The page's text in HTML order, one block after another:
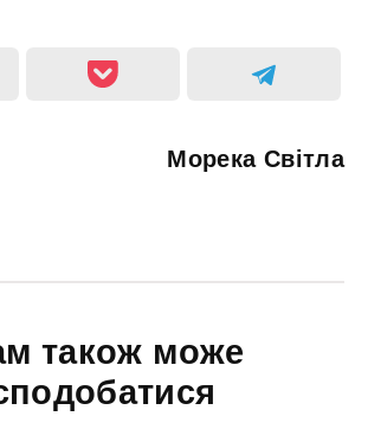
Морека Світла
також може